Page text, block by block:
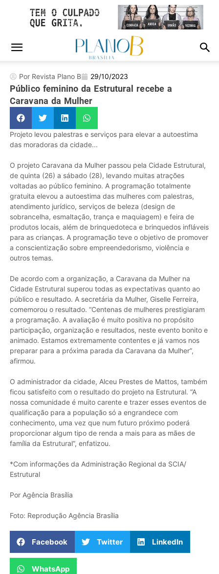
Por Revista Plano B 29/10/2023
Público feminino da Estrutural recebe a
Caravana da Mulher
Projeto levou palestras e serviços para elevar a autoestima
das moradoras da cidade...
O projeto Caravana da Mulher passou pela Cidade Estrutural,
de quinta (26) a sábado (28), levando muitas atrações
voltadas ao público feminino. A programação totalmente
gratuita elevou a autoestima das mulheres com palestras,
atendimento jurídico, serviços de beleza (design de
sobrancelha, esmaltação, trança e maquiagem) e feira de
produtos locais, além de brinquedoteca e brinquedos infláveis
para as crianças. A programação teve o objetivo de promover
a conscientização sobre empreendedorismo, violência e
outros temas.
De acordo com a organização, a Caravana da Mulher na
Cidade Estrutural superou todas as expectativas quanto ao
público e resultado. A secretária da Mulher, Giselle Ferreira,
comemorou o resultado. “Centenas de mulheres prestigiaram
a programação. A avaliação é muito positiva no propósito
participação, organização e resultados, neste evento bonito e
animado. Estamos extremamente contentes e já vamos nos
preparar para a próxima parada da Caravana da Mulher”,
afirmou.
O administrador da cidade, Alceu Prestes de Mattos, também
ficou satisfeito com o resultado do projeto na Estrutural. “A
nossa comunidade é muito carente e trazer esses eventos de
qualificação para a população só a engrandece com
conhecimento, uma vez que num futuro próximo poderá
proporcionar algum tipo de renda a mais para as mães de
família da Estrutural”, enfatizou.
*Com informações da Administração Regional da SCIA/
Estrutural
Por Agência Brasília
Foto: Reprodução Agência Brasília
Facebook Twitter LinkedIn
WhatsApp